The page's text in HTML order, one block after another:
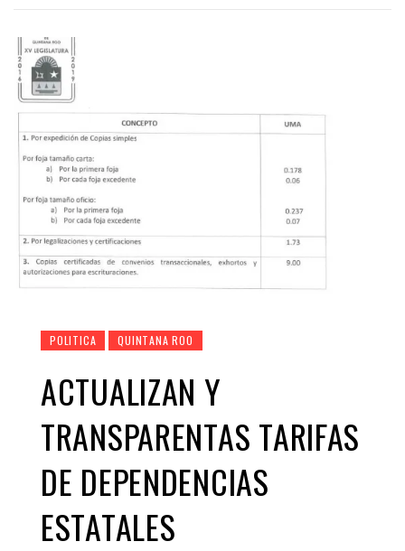
POLITICA QUINTANA ROO
ACTUALIZAN Y
TRANSPARENTAS TARIFAS
DE DEPENDENCIAS
ESTATALES